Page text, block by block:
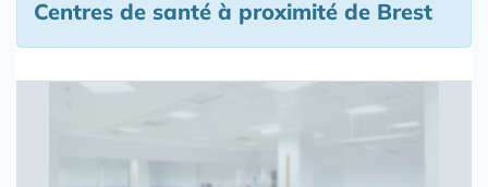
Centres de santé à proximité de Brest